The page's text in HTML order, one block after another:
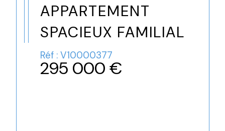
APPARTEMENT
SPACIEUX FAMILIAL
Réf : V10000377
295 000 €